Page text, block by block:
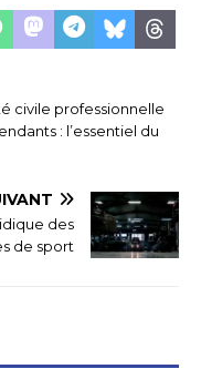
civile professionnelle
: l’essentiel du
des
de sport